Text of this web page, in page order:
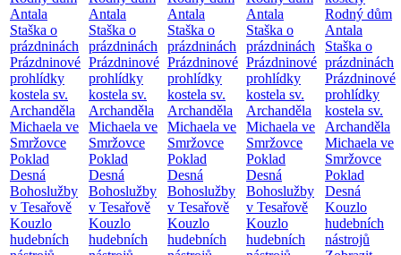
Antala
Staška o
prázdninách
Prázdninové
prohlídky
kostela sv.
Archanděla
Michaela ve
Smržovce
Poklad
Desná
Bohoslužby
v Tesařově
Kouzlo
hudebních
Antala
Staška o
prázdninách
Prázdninové
prohlídky
kostela sv.
Archanděla
Michaela ve
Smržovce
Poklad
Desná
Bohoslužby
v Tesařově
Kouzlo
hudebních
Antala
Staška o
prázdninách
Prázdninové
prohlídky
kostela sv.
Archanděla
Michaela ve
Smržovce
Poklad
Desná
Bohoslužby
v Tesařově
Kouzlo
hudebních
Antala
Staška o
prázdninách
Prázdninové
prohlídky
kostela sv.
Archanděla
Michaela ve
Smržovce
Poklad
Desná
Bohoslužby
v Tesařově
Kouzlo
hudebních
Rodný dům
Antala
Staška o
prázdninách
Prázdninové
prohlídky
kostela sv.
Archanděla
Michaela ve
Smržovce
Poklad
Desná
Kouzlo
hudebních
nástrojů